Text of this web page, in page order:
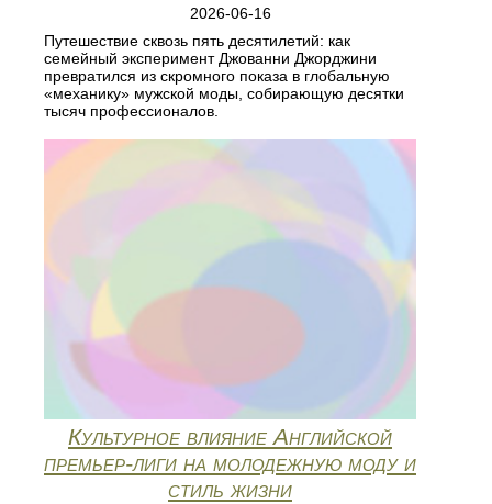
2026-06-16
Путешествие сквозь пять десятилетий: как
семейный эксперимент Джованни Джорджини
превратился из скромного показа в глобальную
«механику» мужской моды, собирающую десятки
тысяч профессионалов.
Культурное влияние Английской
премьер‑лиги на молодежную моду и
стиль жизни